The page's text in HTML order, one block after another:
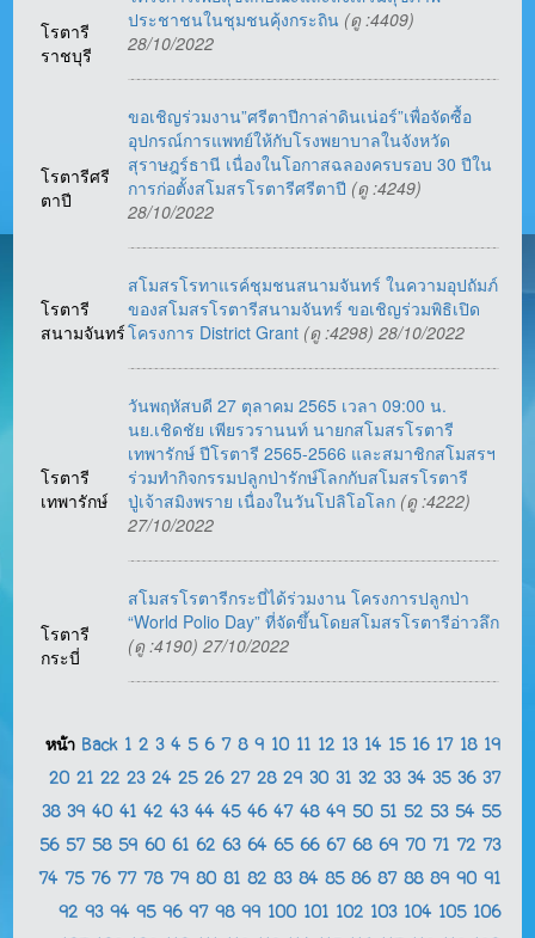
โรตารี
ราชบุรี
ประชาชนในชุมชนคุ้งกระถิน (ดู :4409)
28/10/2022
โรตารีศรี
ตาปี
ขอเชิญร่วมงาน”ศรีตาปีกาล่าดินเน่อร์”เพื่อจัดซื้อ
อุปกรณ์การแพทย์ให้กับโรงพยาบาลในจังหวัด
สุราษฎร์ธานี เนื่องในโอกาสฉลองครบรอบ 30 ปีใน
การก่อตั้งสโมสรโรตารีศรีตาปี (ดู :4249)
28/10/2022
โรตารี
สนามจันทร์
สโมสรโรทาแรค์ชุมชนสนามจันทร์ ในความอุปถัมภ์
ของสโมสรโรตารีสนามจันทร์ ขอเชิญร่วมพิธิเปิด
โครงการ District Grant (ดู :4298) 28/10/2022
โรตารี
เทพารักษ์
วันพฤหัสบดี 27 ตุลาคม 2565 เวลา 09:00 น.
นย.เชิดชัย เพียรวรานนท์ นายกสโมสรโรตารี
เทพารักษ์ ปีโรตารี 2565-2566 และสมาชิกสโมสรฯ
ร่วมทำกิจกรรมปลูกป่ารักษ์โลกกับสโมสรโรตารี
ปู่เจ้าสมิงพราย เนื่องในวันโปลิโอโลก (ดู :4222)
27/10/2022
โรตารี
กระบี่
สโมสรโรตารีกระบี่ได้ร่วมงาน โครงการปลูกป่า
“World Polio Day” ที่จัดขึ้นโดยสโมสรโรตารีอ่าวลึก
(ดู :4190) 27/10/2022
หน้า Back 1 2 3 4 5 6 7 8 9 10 11 12 13 14 15 16 17 18 19
20 21 22 23 24 25 26 27 28 29 30 31 32 33 34 35 36 37
38 39 40 41 42 43 44 45 46 47 48 49 50 51 52 53 54 55
56 57 58 59 60 61 62 63 64 65 66 67 68 69 70 71 72 73
74 75 76 77 78 79 80 81 82 83 84 85 86 87 88 89 90 91
92 93 94 95 96 97 98 99 100 101 102 103 104 105 106